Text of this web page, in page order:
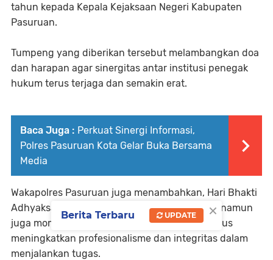
tahun kepada Kepala Kejaksaan Negeri Kabupaten
Pasuruan.
Tumpeng yang diberikan tersebut melambangkan doa
dan harapan agar sinergitas antar institusi penegak
hukum terus terjaga dan semakin erat.
Baca Juga : Perkuat Sinergi Informasi,
Polres Pasuruan Kota Gelar Buka Bersama
Media
Wakapolres Pasuruan juga menambahkan, Hari Bhakti
Adhyaksa ini bukan hanya sekedar perayaan, namun
juga momen refleksi bagi kita semua untuk terus
meningkatkan profesionalisme dan integritas dalam
menjalankan tugas.
×
Berita Terbaru UPDATE